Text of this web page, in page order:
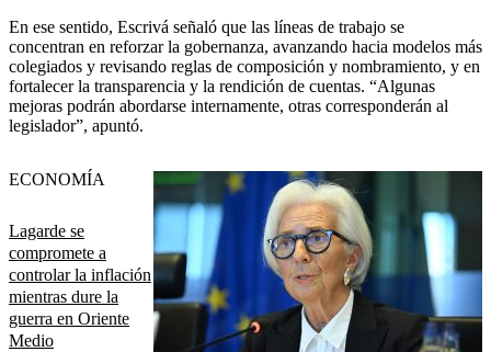
En ese sentido, Escrivá señaló que las líneas de trabajo se
concentran en reforzar la gobernanza, avanzando hacia modelos más
colegiados y revisando reglas de composición y nombramiento, y en
fortalecer la transparencia y la rendición de cuentas. “Algunas
mejoras podrán abordarse internamente, otras corresponderán al
legislador”, apuntó.
Lagarde se
compromete a
controlar la inflación
mientras dure la
guerra en Oriente
Medio
ECONOMÍA